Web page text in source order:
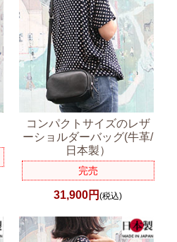
コンパクトサイズのレザ
ーショルダーバッグ(牛革/
日本製）
完売
31,900円(税込)